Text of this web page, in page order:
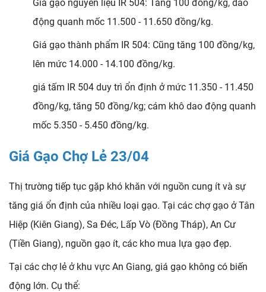
Giá gạo nguyên liệu IR 504: Tăng 100 đồng/kg, dao
động quanh mốc 11.500 - 11.650 đồng/kg.
Giá gạo thành phẩm IR 504: Cũng tăng 100 đồng/kg,
lên mức 14.000 - 14.100 đồng/kg.
giá tấm IR 504 duy trì ổn định ở mức 11.350 - 11.450
đồng/kg, tăng 50 đồng/kg; cám khô dao động quanh
mốc 5.350 - 5.450 đồng/kg.
Giá Gạo Chợ Lẻ 23/04
Thị trường tiếp tục gặp khó khăn với nguồn cung ít và sự
tăng giá ổn định của nhiều loại gạo. Tại các chợ gạo ở Tân
Hiệp (Kiên Giang), Sa Đéc, Lấp Vò (Đồng Tháp), An Cư
(Tiền Giang), nguồn gạo ít, các kho mua lựa gạo đẹp.
Tại các chợ lẻ ở khu vực An Giang, giá gạo không có biến
động lớn. Cụ thể: